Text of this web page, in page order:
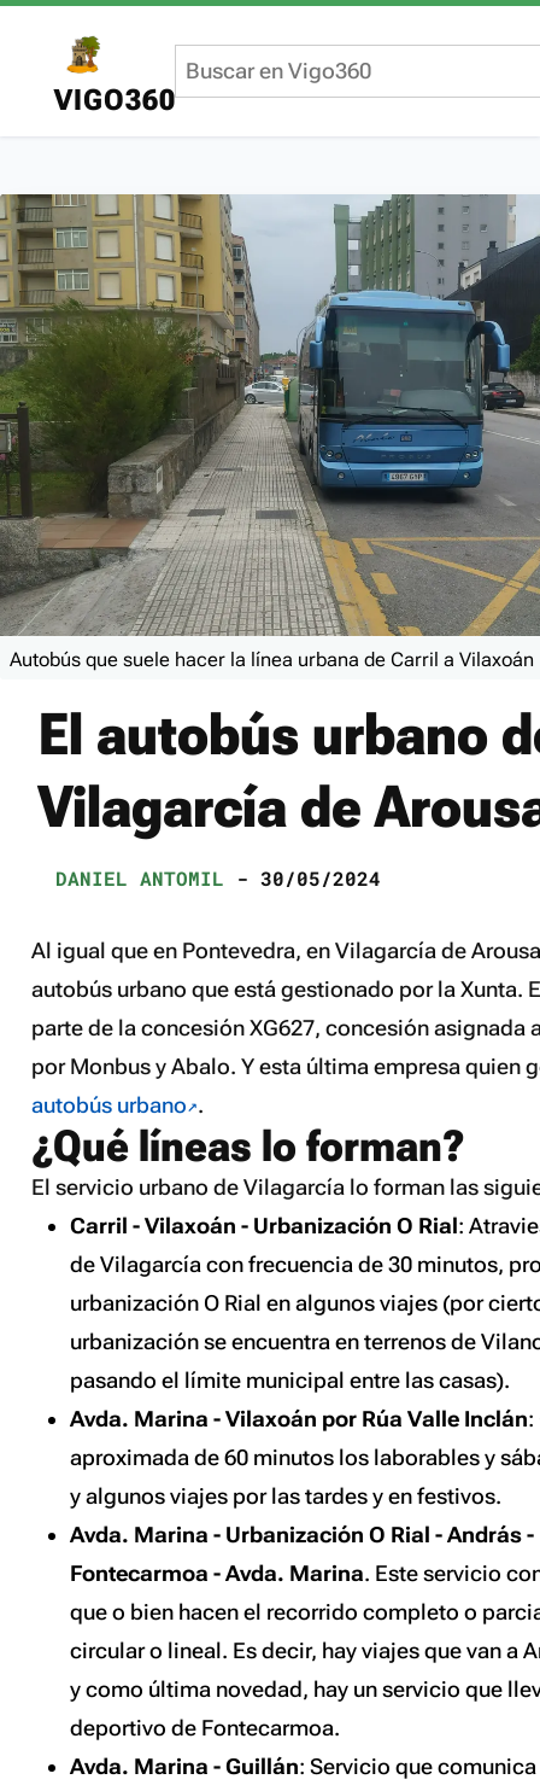
VIGO360
Autobús que suele hacer la línea urbana de Carril a Vilaxoán
El autobús urbano
Vilagarcía de
DANIEL ANTOMIL - 30/05/2024
Al igual que en Pontevedra, en Vilagarcía de
autobús urbano que está gestionado por la Xunta.
parte de la concesión XG627, concesión asignada
por Monbus y Abalo. Y esta última empresa quien
autobús urbano .
¿Qué líneas lo forman?
El servicio urbano de Vilagarcía lo forman las
Carril - Vilaxoán - Urbanización O Rial:
de Vilagarcía con frecuencia de 30 minutos,
urbanización O Rial en algunos viajes (por
urbanización se encuentra en terrenos de
pasando el límite municipal entre las casas).
Avda. Marina - Vilaxoán por Rúa Valle Inclán:
aproximada de 60 minutos los laborables y
y algunos viajes por las tardes y en festivos.
Avda. Marina - Urbanización O Rial - András -
Fontecarmoa - Avda. Marina. Este servicio
que o bien hacen el recorrido completo o
circular o lineal. Es decir, hay viajes que van a
y como última novedad, hay un servicio que
deportivo de Fontecarmoa.
Avda. Marina - Guillán: Servicio que